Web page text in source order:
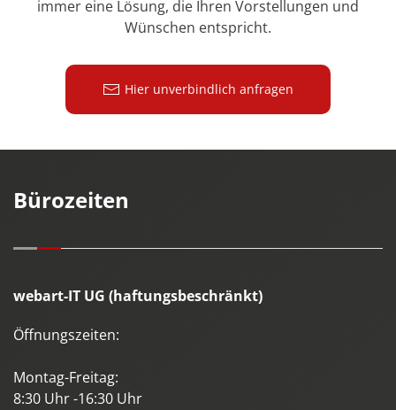
immer eine Lösung, die Ihren Vorstellungen und
Wünschen entspricht.
Hier unverbindlich anfragen
Bürozeiten
webart-IT UG (haftungsbeschränkt)
Öffnungszeiten:
Montag-Freitag:
8:30 Uhr -16:30 Uhr